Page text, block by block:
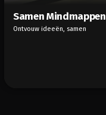
Samen Mindmappen
Ontvouw ideeën, samen